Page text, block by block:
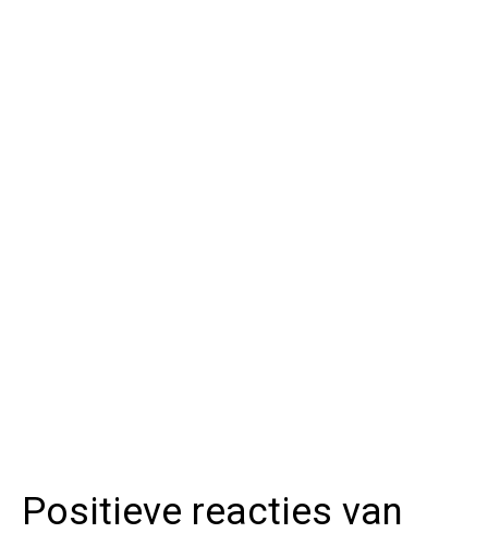
Positieve reacties van